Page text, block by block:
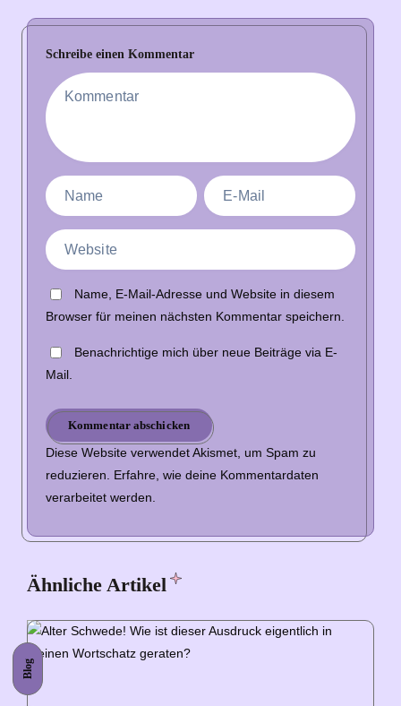
Schreibe einen Kommentar
Name, E-Mail-Adresse und Website in diesem
Browser für meinen nächsten Kommentar speichern.
Benachrichtige mich über neue Beiträge via E-
Mail.
Kommentar abschicken
Diese Website verwendet Akismet, um Spam zu
reduzieren. Erfahre, wie deine Kommentardaten
verarbeitet werden.
Ähnliche Artikel
Blog